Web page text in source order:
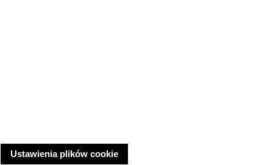
Ustawienia plików cookie